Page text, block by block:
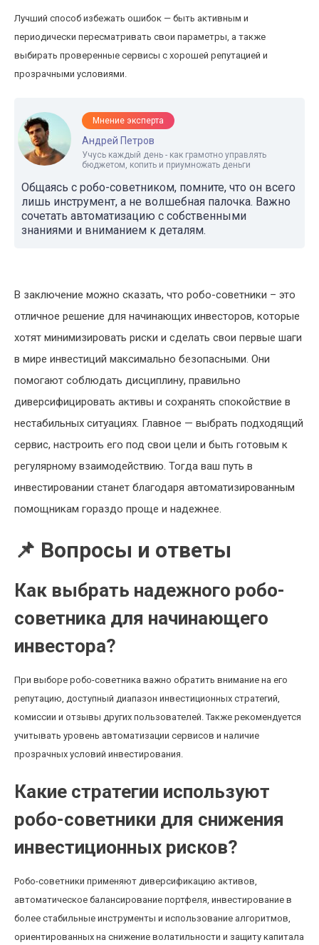
Лучший способ избежать ошибок — быть активным и
периодически пересматривать свои параметры, а также
выбирать проверенные сервисы с хорошей репутацией и
прозрачными условиями.
Мнение эксперта
Андрей Петров
Учусь каждый день - как грамотно управлять
бюджетом, копить и приумножать деньги
Общаясь с робо-советником, помните, что он всего
лишь инструмент, а не волшебная палочка. Важно
сочетать автоматизацию с собственными
знаниями и вниманием к деталям.
В заключение можно сказать, что робо-советники – это
отличное решение для начинающих инвесторов, которые
хотят минимизировать риски и сделать свои первые шаги
в мире инвестиций максимально безопасными. Они
помогают соблюдать дисциплину, правильно
диверсифицировать активы и сохранять спокойствие в
нестабильных ситуациях. Главное — выбрать подходящий
сервис, настроить его под свои цели и быть готовым к
регулярному взаимодействию. Тогда ваш путь в
инвестировании станет благодаря автоматизированным
помощникам гораздо проще и надежнее.
📌 Вопросы и ответы
Как выбрать надежного робо-
советника для начинающего
инвестора?
При выборе робо-советника важно обратить внимание на его
репутацию, доступный диапазон инвестиционных стратегий,
комиссии и отзывы других пользователей. Также рекомендуется
учитывать уровень автоматизации сервисов и наличие
прозрачных условий инвестирования.
Какие стратегии используют
робо-советники для снижения
инвестиционных рисков?
Робо-советники применяют диверсификацию активов,
автоматическое балансирование портфеля, инвестирование в
более стабильные инструменты и использование алгоритмов,
ориентированных на снижение волатильности и защиту капитала